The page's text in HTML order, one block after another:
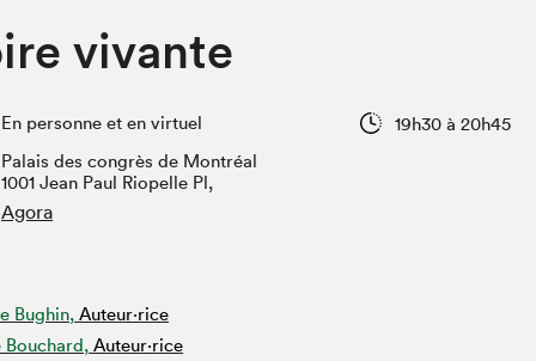
Vidéos et balados
vivante
En personne et en virtuel
19h30 à 20h45
Palais des congrès de Montréal
1001 Jean Paul Riopelle Pl,
Agora
Bughin, Auteur·rice
Bouchard, Auteur·rice